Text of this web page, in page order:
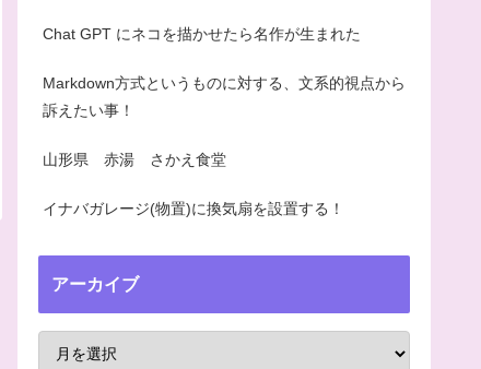
Chat GPT にネコを描かせたら名作が生まれた
Markdown方式というものに対する、文系的視点から
訴えたい事！
山形県 赤湯 さかえ食堂
イナバガレージ(物置)に換気扇を設置する！
アーカイブ